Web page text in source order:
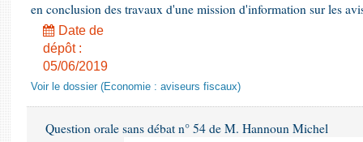
en conclusion des travaux d'une mission d'information sur les
Date de
dépôt :
05/06/2019
Voir le dossier (Economie : aviseurs fiscaux)
Question orale sans débat n° 54 de M. Hannoun Michel